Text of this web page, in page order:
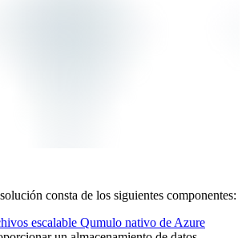
consta de los siguientes componentes:
escalable Qumulo nativo de Azure